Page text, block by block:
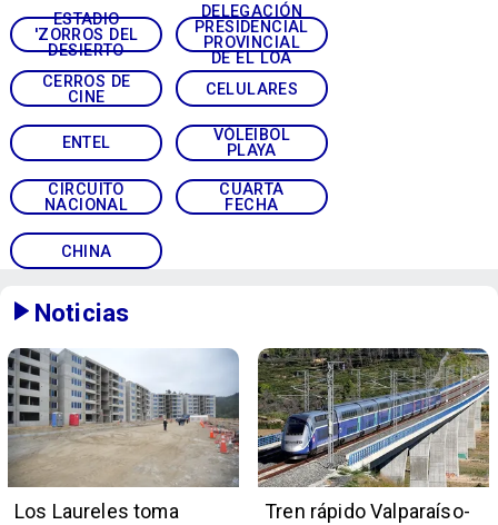
ESTADIO
'ZORROS DEL
DESIERTO
DELEGACIÓN
PRESIDENCIAL
PROVINCIAL
DE EL LOA
CERROS DE
CINE
CELULARES
ENTEL
VÓLEIBOL
PLAYA
CIRCUITO
NACIONAL
CUARTA
FECHA
CHINA
Noticias
Los Laureles toma
Tren rápido Valparaíso-